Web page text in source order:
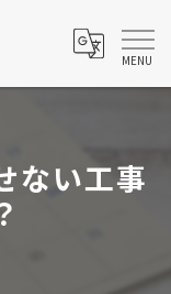
ない工事